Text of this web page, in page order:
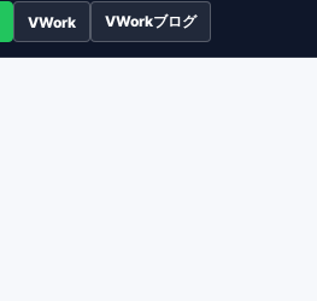
VWork VWorkブログ